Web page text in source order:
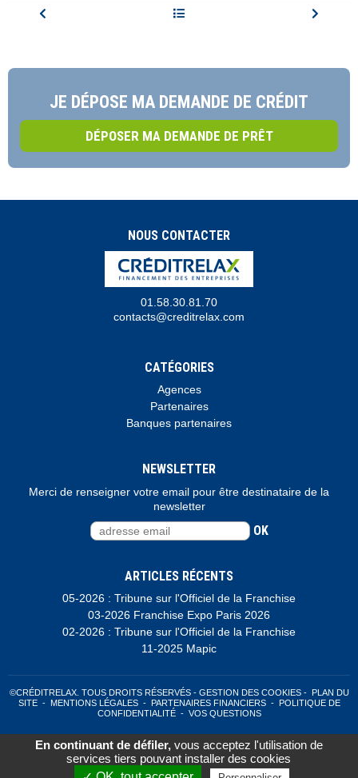
JE DÉPOSE MA DEMANDE DE CRÉDIT
DÉPOSER MA DEMANDE DE PRÊT
NOUS CONTACTER
01.58.30.81.70
contacts@creditrelax.com
CATÉGORIES
Agences
Partenaires
Banques partenaires
NEWSLETTER
Merci de renseigner votre email pour être destinataire de la
newsletter
OK
ARTICLES RÉCENTS
05-2026 : Tribune sur l'Officiel de la Franchise
03-2026 Franchise Expo Paris 2026
02-2026 : Tribune sur l'Officiel de la Franchise
11-2025 Mapic
©CRÉDITRELAX. TOUS DROITS RÉSERVÉS - GESTION DES COOKIES-
PLAN DU
SITE- MENTIONS LÉGALES- PARTENAIRES FINANCIERS-
POLITIQUE DE
CONFIDENTIALITÉ- VOS QUESTIONS
Clikeo
En continuant de défiler,vous acceptez l'utilisation de
services tiers pouvant installer des cookies